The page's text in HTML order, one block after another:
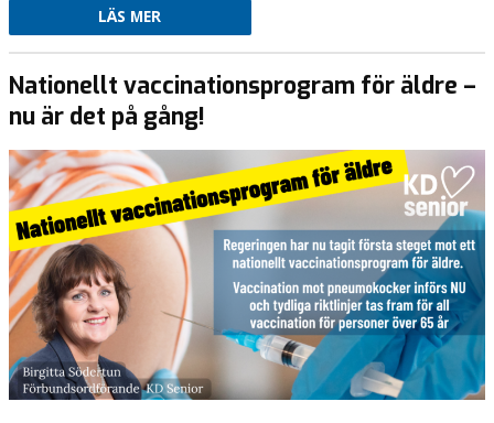
LÄS MER
Nationellt vaccinationsprogram för äldre –
nu är det på gång!